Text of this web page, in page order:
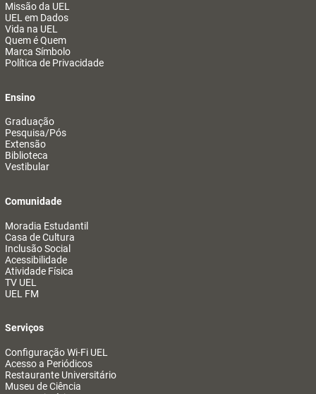
Missão da UEL
UEL em Dados
Vida na UEL
Quem é Quem
Marca Símbolo
Política de Privacidade
Ensino
Graduação
Pesquisa/Pós
Extensão
Biblioteca
Vestibular
Comunidade
Moradia Estudantil
Casa de Cultura
Inclusão Social
Acessibilidade
Atividade Física
TV UEL
UEL FM
Serviços
Configuração Wi-Fi UEL
Acesso a Periódicos
Restaurante Universitário
Museu de Ciência